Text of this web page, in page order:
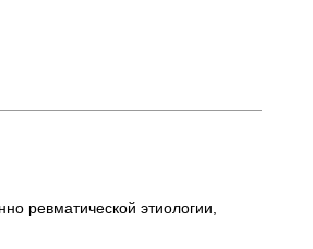
ревматической этиологии,